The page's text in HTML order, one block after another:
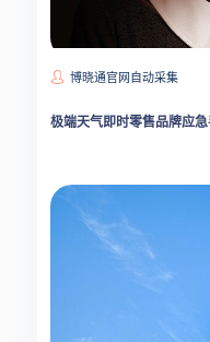
博晓通官网自动采集